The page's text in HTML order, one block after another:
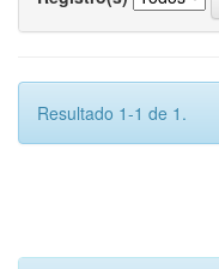
Resultado 1-1 de 1.